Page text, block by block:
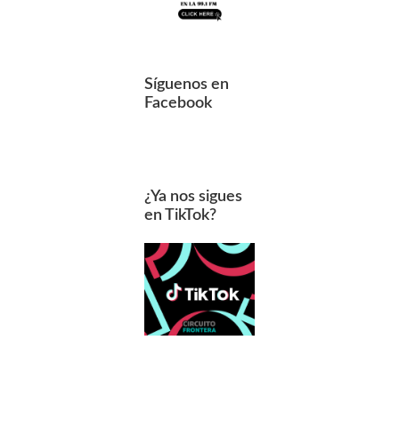
Síguenos en
Facebook
¿Ya nos sigues
en TikTok?